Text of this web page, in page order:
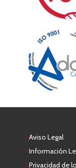
Aviso Legal
Información
Privacidad de